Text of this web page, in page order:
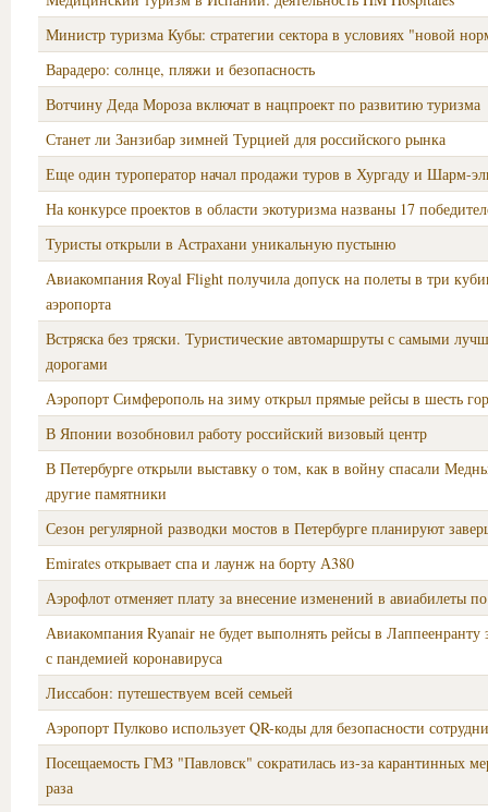
Министр туризма Кубы: стратегии сектора в условиях "новой
Варадеро: солнце, пляжи и безопасность
Вотчину Деда Мороза включат в нацпроект по развитию туризма
Станет ли Занзибар зимней Турцией для российского рынка
Еще один туроператор начал продажи туров в Хургаду и Шарм-
На конкурсе проектов в области экотуризма названы 17
Туристы открыли в Астрахани уникальную пустыню
Авиакомпания Royal Flight получила допуск на полеты в три
аэропорта
Встряска без тряски. Туристические автомаршруты с самыми
дорогами
Аэропорт Симферополь на зиму открыл прямые рейсы в шесть
В Японии возобновил работу российский визовый центр
В Петербурге открыли выставку о том, как в войну спасали
другие памятники
Сезон регулярной разводки мостов в Петербурге планируют
Emirates открывает спа и лаунж на борту А380
Аэрофлот отменяет плату за внесение изменений в авиабилеты
Авиакомпания Ryanair не будет выполнять рейсы в Лаппеенранту
с пандемией коронавируса
Лиссабон: путешествуем всей семьей
Аэропорт Пулково использует QR-коды для безопасности
Посещаемость ГМЗ "Павловск" сократилась из-за карантинных
раза